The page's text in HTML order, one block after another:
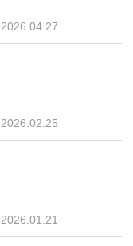
2026.04.27
2026.02.25
2026.01.21